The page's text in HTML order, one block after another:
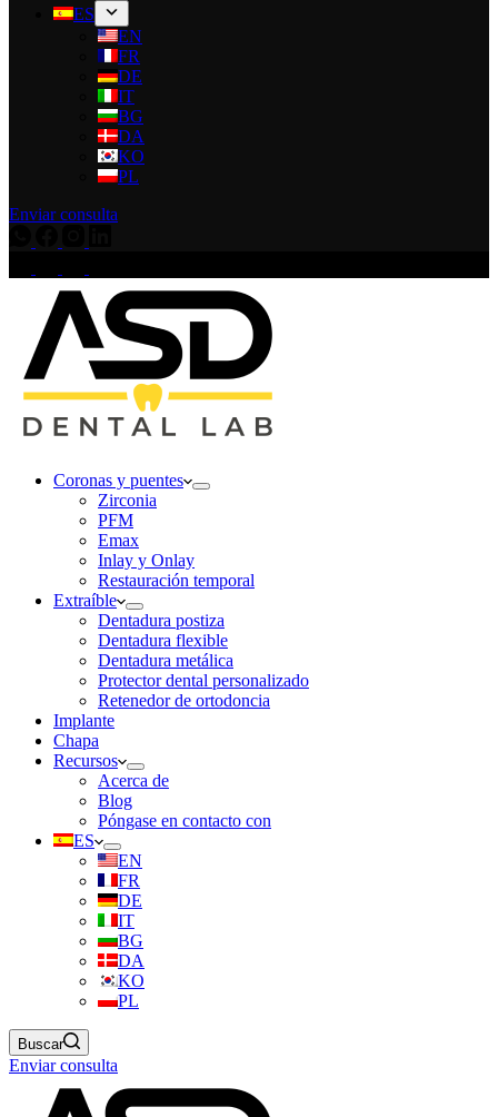
ES
EN
FR
DE
IT
BG
DA
KO
PL
Enviar consulta
Coronas y puentes
Zirconia
PFM
Emax
Inlay y Onlay
Restauración temporal
Extraíble
Dentadura postiza
Dentadura flexible
Dentadura metálica
Protector dental personalizado
Retenedor de ortodoncia
Implante
Chapa
Recursos
Acerca de
Blog
Póngase en contacto con
ES
EN
FR
DE
IT
BG
DA
KO
PL
Buscar
Enviar consulta